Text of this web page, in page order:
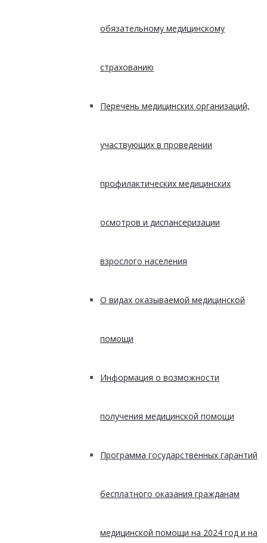
обязательному медицинскому
страхованию
Перечень медицинских организаций,
участвующих в проведении
профилактических медицинских
осмотров и диспансеризации
взрослого населения
О видах оказываемой медицинской
помощи
Информация о возможности
получения медицинской помощи
Программа государственных гарантий
бесплатного оказания гражданам
медицинской помощи на 2024 год и на